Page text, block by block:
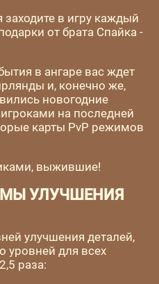
заходите в игру каждый
от брата Спайка -
в ангаре вас ждет
и, конечно же,
новогодние
на последней
карты PvP режимов
выжившие!
УЛУЧШЕНИЯ
улучшения деталей,
уровней для всех
раза: